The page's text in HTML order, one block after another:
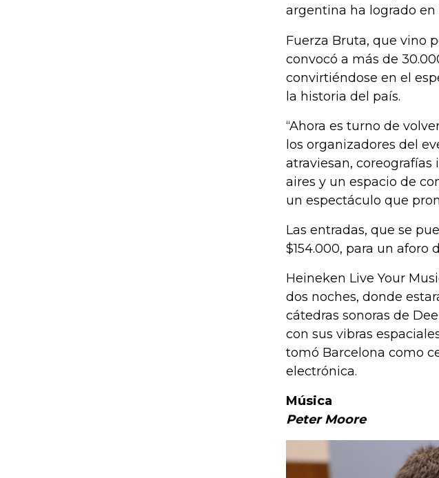
argentina ha logrado en
Fuerza Bruta, que vino
convocó a más de
convirtiéndose en el
la historia del país.
“Ahora es turno de
los organizadores del
atraviesan,
aires y un espacio de
un espectáculo que
Las entradas, que se
$154.000, para un aforo
Heineken Live Your
dos noches, donde
cátedras sonoras de
con sus vibras
tomó Barcelona como
electrónica.
Música
Peter Moore